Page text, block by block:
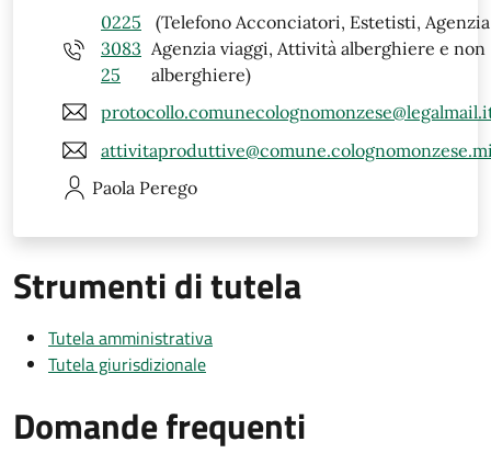
0225
3083
25
(Telefono Acconciatori, Estetisti,
Agenzia viaggi, Attività alberghiere e non
alberghiere)
Paola Perego
Strumenti di tutela
Tutela amministrativa
Tutela giurisdizionale
Domande frequenti